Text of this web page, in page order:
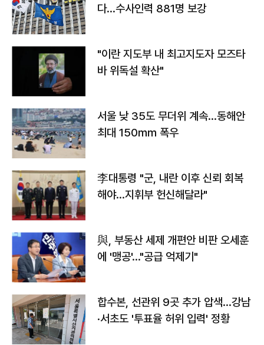
다…수사인력 881명 보강
"이란 지도부 내 최고지도자 모즈타
바 위독설 확산"
서울 낮 35도 무더위 계속…동해안
최대 150㎜ 폭우
李대통령 "군, 내란 이후 신뢰 회복
해야…지휘부 헌신해달라"
與, 부동산 세제 개편안 비판 오세훈
에 '맹공'…"공급 억제기"
합수본, 선관위 9곳 추가 압색…강남
·서초도 '투표율 허위 입력' 정황